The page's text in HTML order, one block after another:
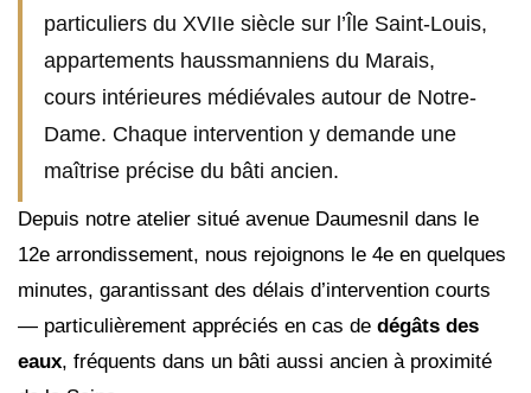
particuliers du XVIIe siècle sur l’Île Saint-Louis,
appartements haussmanniens du Marais,
cours intérieures médiévales autour de Notre-
Dame. Chaque intervention y demande une
maîtrise précise du bâti ancien.
Depuis notre atelier situé avenue Daumesnil dans le
12e arrondissement, nous rejoignons le 4e en quelques
minutes, garantissant des délais d’intervention courts
— particulièrement appréciés en cas de dégâts des
eaux, fréquents dans un bâti aussi ancien à proximité